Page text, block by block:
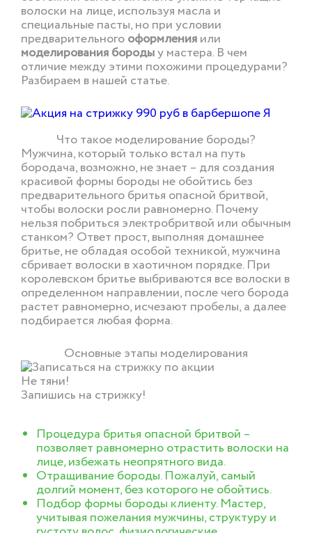
волоски на лице, используя масла и
специальные пасты, но при условии
предварительногооформленияили
моделирования бородыу мастера. В чем
отличие между этими похожими процедурами?
Разбираем в нашей статье.
Что такое моделирование бороды?
Мужчина, который только встал на путь
бородача, возможно, не знает – для создания
красивой формы бороды не обойтись без
предварительного бритья опасной бритвой,
чтобы волоски росли равномерно. Почему
нельзя побриться электробритвой или обычным
станком? Ответ прост, выполняя домашнее
бритье, не обладая особой техникой, мужчина
сбривает волоски в хаотичном порядке. При
королевском бритье выбриваются все волоски в
определенном направлении, после чего борода
растет равномерно, исчезают пробелы, а далее
подбирается любая форма.
Основные этапы моделирования
Не тяни!
Запишись на стрижку!
Процедура бритья опасной бритвой –
позволяет равномерно отрастить волоски на
лице, избежать неопрятного вида.
Отращивание бороды. Пожалуй, самый
долгий момент, без которого не обойтись.
Подбор формы бороды клиенту. Мастер,
учитывая пожелания мужчины, структуру и